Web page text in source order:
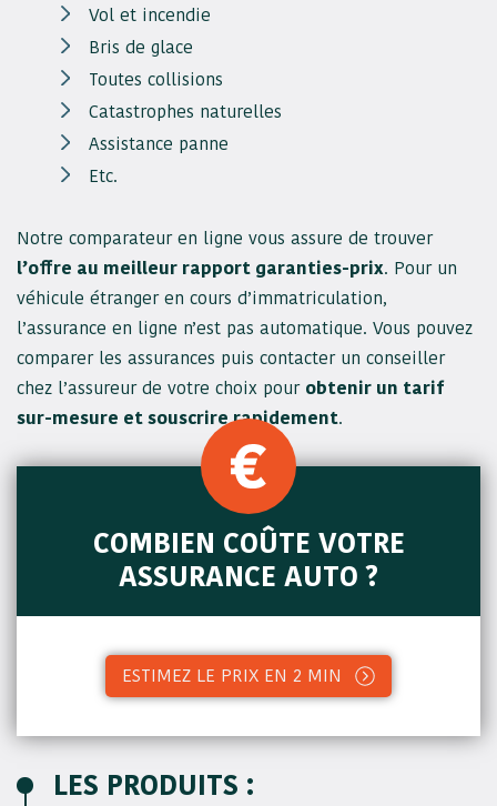
Vol et incendie
Bris de glace
Toutes collisions
Catastrophes naturelles
Assistance panne
Etc.
Notre comparateur en ligne vous assure de trouver
l’offre au meilleur rapport garanties-prix. Pour un
véhicule étranger en cours d’immatriculation,
l’assurance en ligne n’est pas automatique. Vous pouvez
comparer les assurances puis contacter un conseiller
chez l’assureur de votre choix pour obtenir un tarif
sur-mesure et souscrire rapidement.
COMBIEN COÛTE VOTRE
ASSURANCE AUTO ?
ESTIMEZ LE PRIX EN 2 MIN
LES PRODUITS :